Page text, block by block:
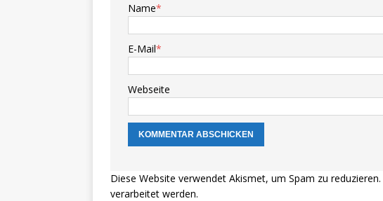
Name*
E-Mail*
Webseite
Diese Website verwendet Akismet, um Spam zu reduzieren.
verarbeitet werden.